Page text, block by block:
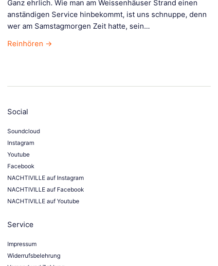
Ganz ehrlich. Wie man am Weissenhäuser Strand einen
anständigen Service hinbekommt, ist uns schnuppe, denn
wer am Samstagmorgen Zeit hatte, sein...
Reinhören →
Social
Soundcloud
Instagram
Youtube
Facebook
NACHTIVILLE auf Instagram
NACHTIVILLE auf Facebook
NACHTIVILLE auf Youtube
Service
Impressum
Widerrufsbelehrung